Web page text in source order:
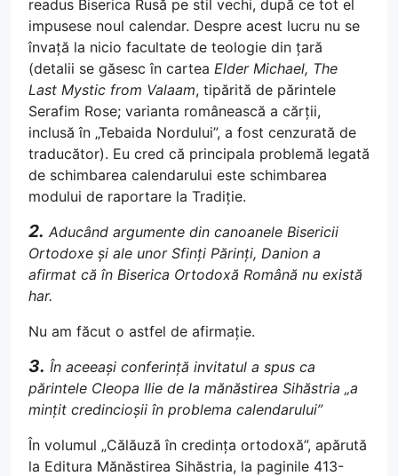
readus Biserica Rusă pe stil vechi, după ce tot el
impusese noul calendar. Despre acest lucru nu se
învață la nicio facultate de teologie din țară
(detalii se găsesc în cartea Elder Michael, The
Last Mystic from Valaam, tipărită de părintele
Serafim Rose; varianta românească a cărții,
inclusă în „Tebaida Nordului”, a fost cenzurată de
traducător). Eu cred că principala problemă legată
de schimbarea calendarului este schimbarea
modului de raportare la Tradiție.
2. Aducând argumente din canoanele Bisericii
Ortodoxe și ale unor Sfinți Părinți, Danion a
afirmat că în Biserica Ortodoxă Română nu există
har.
Nu am făcut o astfel de afirmație.
3. În aceeași conferință invitatul a spus ca
părintele Cleopa Ilie de la mănăstirea Sihăstria „a
mințit credincioșii în problema calendarului”
În volumul „Călăuză în credința ortodoxă”, apărută
la Editura Mănăstirea Sihăstria, la paginile 413-